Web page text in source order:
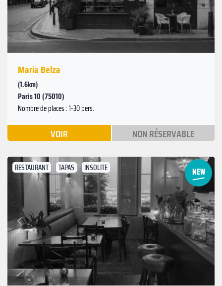
Maria Belza
(1.6km)
Paris 10 (75010)
Nombre de places : 1-30 pers.
VOIR NON RÉSERVABLE
RESTAURANT TAPAS INSOLITE
Précédent
Suivant